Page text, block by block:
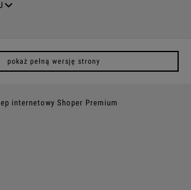
podwójne z uziemieniem
pokaż pełną wersję strony
internetowy Shoper Premium